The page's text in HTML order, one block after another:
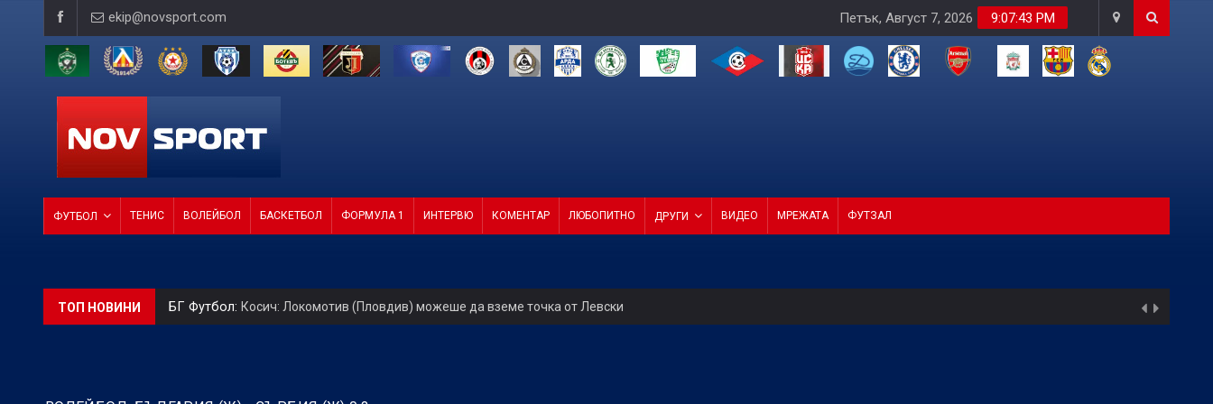
ekip@novsport.com 9:07:45 PM
Петък, Август 7, 2026
ФУТБОЛ ТЕНИС ВОЛЕЙБОЛ БАСКЕТБОЛ ФОРМУЛА 1 ИНТЕРВЮ КОМЕНТАР ЛЮБОПИТНО ДРУГИ ВИДЕО МРЕЖАТА ФУТЗАЛ
ТОП НОВИНИ БГ Футбол: Косич: Локомотив (Пловдив) можеше да вземе точка от Левски